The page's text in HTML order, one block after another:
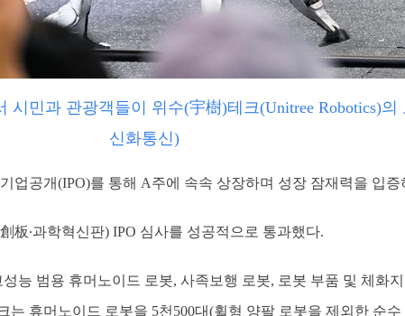
시민과 관광객들이 위수(宇樹)테크(Unitree Robotics)
신화통신)
업공개(IPO)를 통해 A주에 속속 상장하며 성장 잠재력을 입증
板∙과학혁신판) IPO 심사를 성공적으로 통과했다.
능 범용 휴머노이드 로봇, 사족보행 로봇, 로봇 부품 및 체화
는 휴머노이드 로봇을 5천500대(휠형 양팔 로봇을 제외한 순